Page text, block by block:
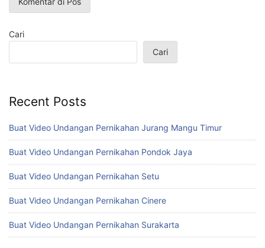
Cari
Cari
Recent Posts
Buat Video Undangan Pernikahan Jurang Mangu Timur
Buat Video Undangan Pernikahan Pondok Jaya
Buat Video Undangan Pernikahan Setu
Buat Video Undangan Pernikahan Cinere
Buat Video Undangan Pernikahan Surakarta